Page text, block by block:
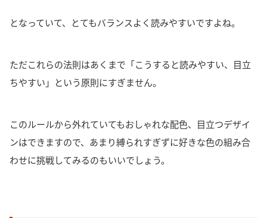
となっていて、とてもバランスよく読みやすいですよね。
ただこれらの法則はあくまで「こうすると読みやすい、目立
ちやすい」という原則にすぎません。
このルールから外れていてもおしゃれな配色、目立つデザイ
ンはできますので、あまり縛られすぎずに好きな色の組み合
わせに挑戦してみるのもいいでしょう。